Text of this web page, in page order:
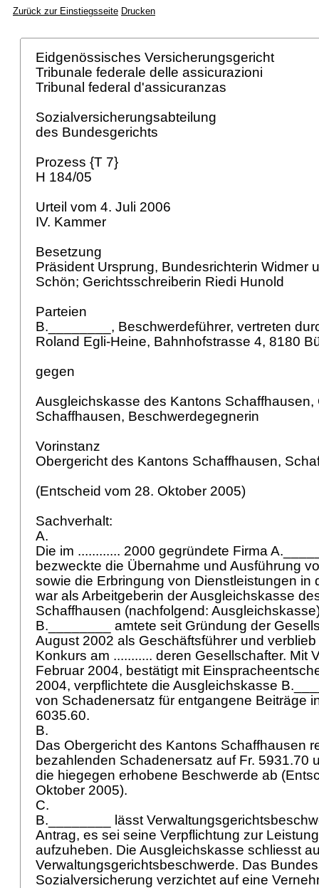
Zurück zur Einstiegsseite Drucken
Eidgenössisches Versicherungsgericht
Tribunale federale delle assicurazioni
Tribunal federal d'assicuranzas
Sozialversicherungsabteilung
des Bundesgerichts
Prozess {T 7}
H 184/05
Urteil vom 4. Juli 2006
IV. Kammer
Besetzung
Präsident Ursprung, Bundesrichterin Widmer
Schön; Gerichtsschreiberin Riedi Hunold
Parteien
B.________, Beschwerdeführer, vertreten
Roland Egli-Heine, Bahnhofstrasse 4, 8180
gegen
Ausgleichskasse des Kantons Schaffhausen,
Schaffhausen, Beschwerdegegnerin
Vorinstanz
Obergericht des Kantons Schaffhausen,
(Entscheid vom 28. Oktober 2005)
Sachverhalt:
A.
Die im ............ 2000 gegründete Firma
bezweckte die Übernahme und Ausführung
sowie die Erbringung von Dienstleistungen in
war als Arbeitgeberin der Ausgleichskasse
Schaffhausen (nachfolgend:
B.________ amtete seit Gründung der
August 2002 als Geschäftsführer und
Konkurs am ........... deren Gesellschafter. Mit
Februar 2004, bestätigt mit
2004, verpflichtete die Ausgleichskasse
von Schadenersatz für entgangene Beiträge
6035.60.
B.
Das Obergericht des Kantons Schaffhausen
bezahlenden Schadenersatz auf Fr. 5931.70
die hiegegen erhobene Beschwerde ab
Oktober 2005).
C.
B.________ lässt
Antrag, es sei seine Verpflichtung zur
aufzuheben. Die Ausgleichskasse schliesst
Verwaltungsgerichtsbeschwerde. Das
Sozialversicherung verzichtet auf eine